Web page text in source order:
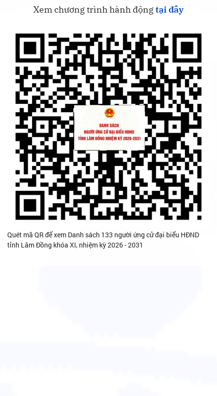
Xem chương trình hành độngtại đây
Quét mã QR để xem Danh sách 133 người ứng cử đại biểu HĐND
tỉnh Lâm Đồng khóa XI, nhiệm kỳ 2026 - 2031